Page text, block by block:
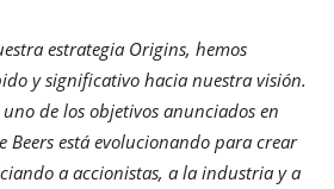
estrategia Origins, hemos
y significativo hacia nuestra visión.
de los objetivos anunciados en
Beers está evolucionando para crear
a accionistas, a la industria y a